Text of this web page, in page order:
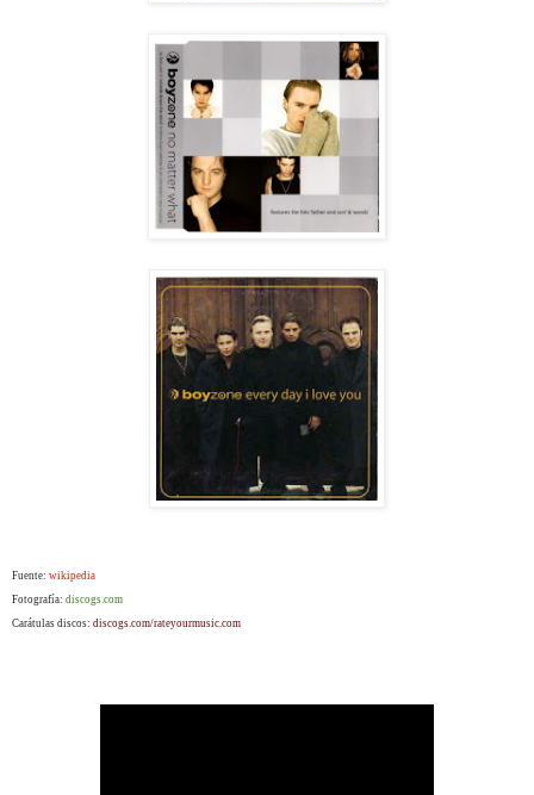
Fuente: wikipedia
Fotografía: discogs.com
Carátulas discos: discogs.com/rateyourmusic.com